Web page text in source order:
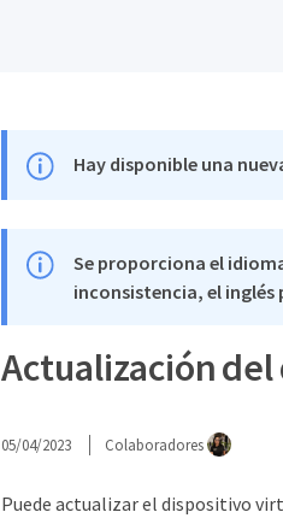
Hay disponible una
Se proporciona el
inconsistencia, el inglés
Actualización
05/04/2023 Colaboradores
Puede actualizar el dispositivo